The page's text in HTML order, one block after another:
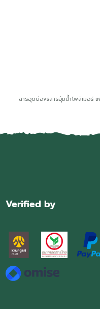
สารอุดบ่อvsสารอุ้มน้ำโพลิเมอร์ เ
Verified by